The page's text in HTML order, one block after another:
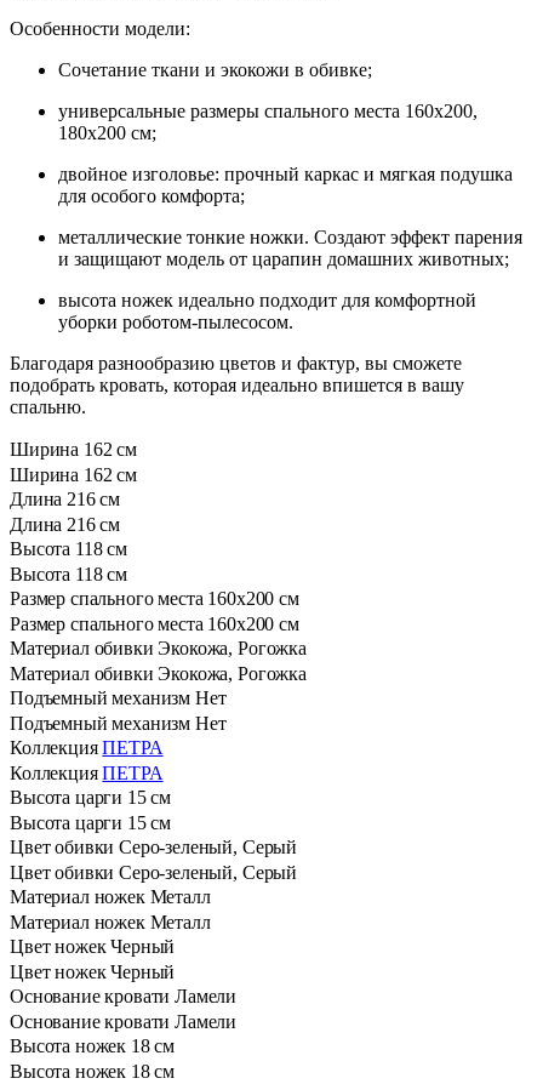
Особенности модели:
Сочетание ткани и экокожи в обивке;
универсальные размеры спального места 160х200,
180х200 см;
двойное изголовье: прочный каркас и мягкая подушка
для особого комфорта;
металлические тонкие ножки. Создают эффект парения
и защищают модель от царапин домашних животных;
высота ножек идеально подходит для комфортной
уборки роботом-пылесосом.
Благодаря разнообразию цветов и фактур, вы сможете
подобрать кровать, которая идеально впишется в вашу
спальню.
Ширина 162 см
Ширина 162 см
Длина 216 см
Длина 216 см
Высота 118 см
Высота 118 см
Размер спального места 160х200 см
Размер спального места 160х200 см
Материал обивки Экокожа, Рогожка
Материал обивки Экокожа, Рогожка
Подъемный механизм Нет
Подъемный механизм Нет
Коллекция ПЕТРА
Коллекция ПЕТРА
Высота царги 15 см
Высота царги 15 см
Цвет обивки Серо-зеленый, Серый
Цвет обивки Серо-зеленый, Серый
Материал ножек Металл
Материал ножек Металл
Цвет ножек Черный
Цвет ножек Черный
Основание кровати Ламели
Основание кровати Ламели
Высота ножек 18 см
Высота ножек 18 см